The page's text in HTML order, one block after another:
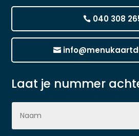
040 308
Laat je nummer